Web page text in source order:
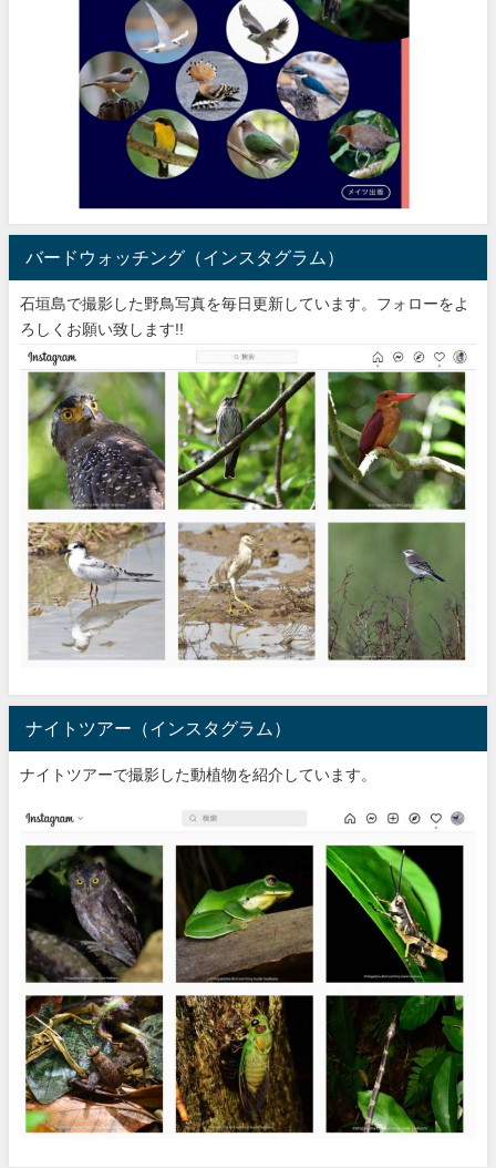
バードウォッチング（インスタグラム）
石垣島で撮影した野鳥写真を毎日更新しています。フォローをよ
ろしくお願い致します!!
ナイトツアー（インスタグラム）
ナイトツアーで撮影した動植物を紹介しています。